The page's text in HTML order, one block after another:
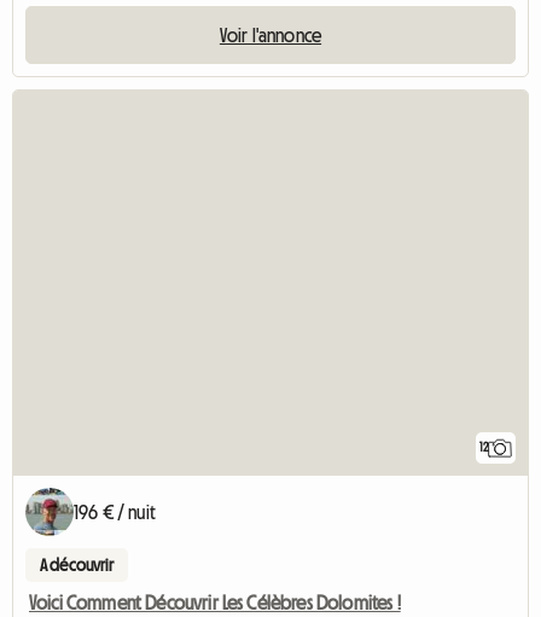
Voir l'annonce
12
196 € / nuit
A découvrir
Voici Comment Découvrir Les Célèbres Dolomites !